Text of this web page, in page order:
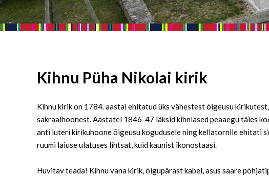
Kihnu Püha Nikolai kirik
Kihnu kirik on 1784. aastal ehitatud üks vähestest õigeusu
sakraalhoonest. Aastatel 1846-47 läksid kihnlased peaaegu täies
anti luteri kirikuhoone õigeusu kogudusele ning kellatornile ehitati
ruumi laiuse ulatuses lihtsat, kuid kaunist ikonostaasi.
Huvitav teada! Kihnu vana kirik, õigupärast kabel, asus saare